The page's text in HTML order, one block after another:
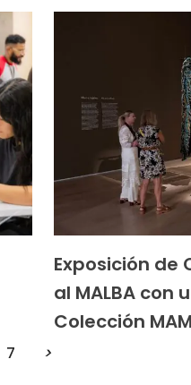
Exposición de
al MALBA con
Colección
7 >